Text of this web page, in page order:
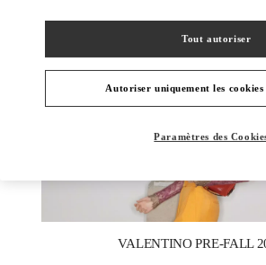
VALENTINO PRE-FALL
Autoriser uniquement les cookies
Tout autoriser
Paramètres des